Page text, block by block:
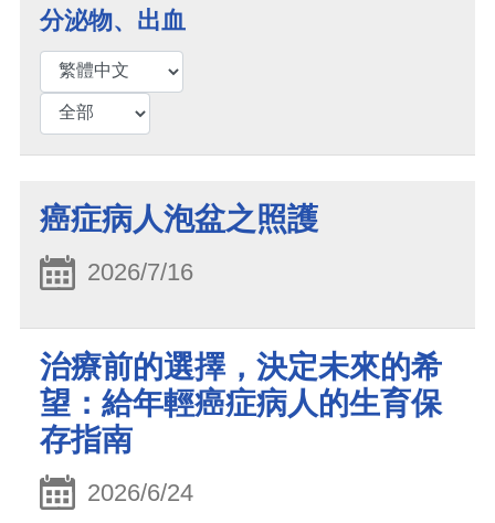
分泌物、出血
癌症病人泡盆之照護
2026/7/16
治療前的選擇，決定未來的希
望：給年輕癌症病人的生育保
存指南
2026/6/24